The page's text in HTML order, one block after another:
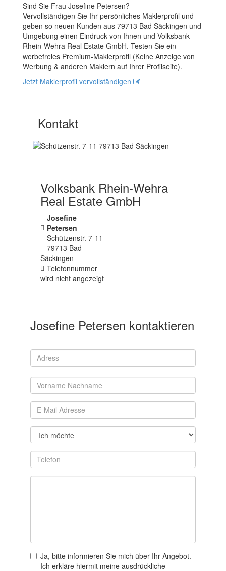
Sind Sie Frau Josefine Petersen?
Vervollständigen Sie Ihr persönliches Maklerprofil und
geben so neuen Kunden aus 79713 Bad Säckingen und
Umgebung einen Eindruck von Ihnen und Volksbank
Rhein-Wehra Real Estate GmbH. Testen Sie ein
werbefreies Premium-Maklerprofil (Keine Anzeige von
Werbung & anderen Maklern auf Ihrer Profilseite).
Jetzt Maklerprofil vervollständigen
Kontakt
Volksbank Rhein-Wehra
Real Estate GmbH
Josefine
Petersen
Schützenstr. 7-11
79713 Bad
Säckingen
Telefonnummer
wird nicht angezeigt
Josefine Petersen kontaktieren
Ja, bitte informieren Sie mich über Ihr Angebot.
Ich erkläre hiermit meine ausdrückliche